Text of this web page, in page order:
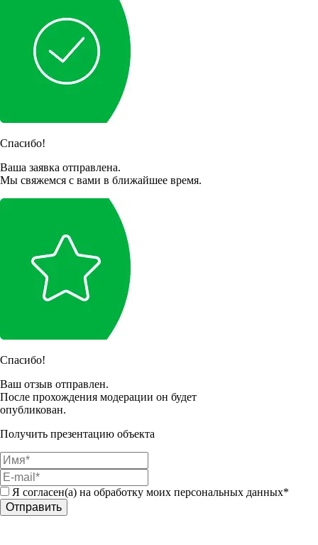
Спасибо!
Ваша заявка отправлена.
Мы свяжемся с вами в ближайшее время.
Спасибо!
Ваш отзыв отправлен.
После прохождения модерации он будет
опубликован.
Получить презентацию объекта
Я согласен(а) на обработку моих персональных данных*